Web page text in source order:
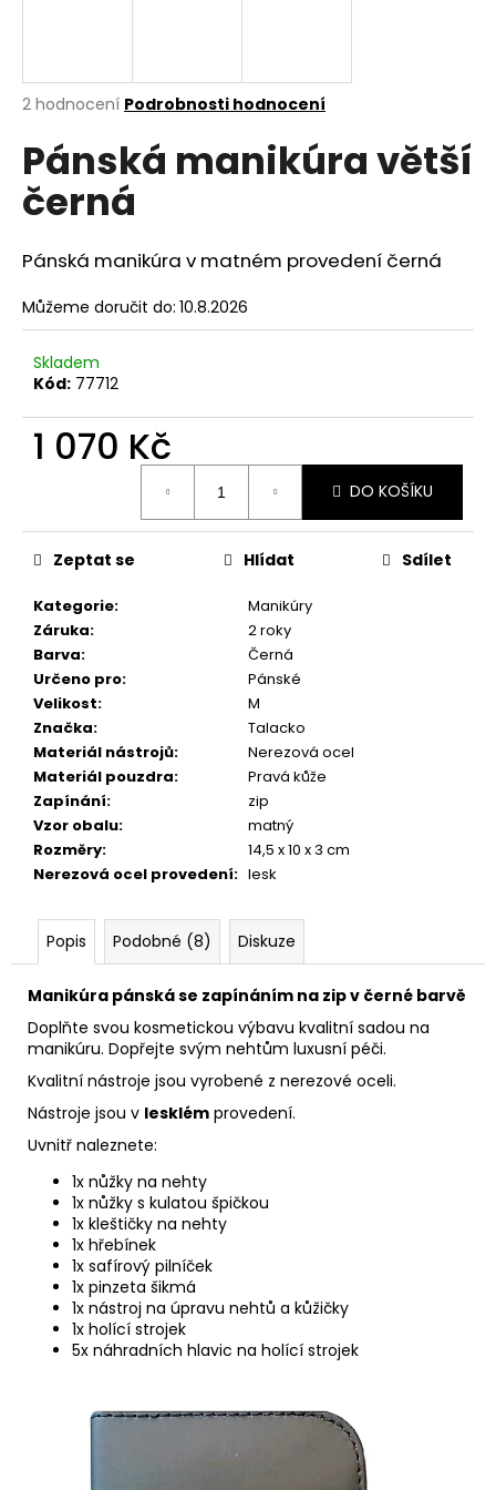
Průměrné
produktu
je
5,0
z
hvězdiček.
2 hodnocení Podrobnosti hodnocení
Pánská manikúra větší
černá
Pánská manikúra v matném provedení černá
Můžeme doručit do: 10.8.2026
Skladem
Kód: 77712
1 070 Kč
DO KOŠÍKU
Kategorie:
Manikúry
Záruka:
2 roky
Barva:
Černá
Určeno pro:
Pánské
Velikost:
M
Značka:
Talacko
Materiál nástrojů:
Nerezová ocel
Materiál pouzdra:
Pravá kůže
Zapínání:
zip
Vzor obalu:
matný
Rozměry:
14,5 x 10 x 3 cm
Nerezová ocel provedení: lesk
Zeptat se Hlídat Sdílet
Popis Podobné (8) Diskuze
Manikúra pánská se zapínáním na zip v černé barvě
Doplňte svou kosmetickou výbavu kvalitní sadou na
manikúru. Dopřejte svým nehtům luxusní péči.
Kvalitní nástroje jsou vyrobené z nerezové oceli.
Nástroje jsou v lesklém provedení.
Uvnitř naleznete:
1x nůžky na nehty
1x nůžky s kulatou špičkou
1x kleštičky na nehty
1x hřebínek
1x safírový pilníček
1x pinzeta šikmá
1x nástroj na úpravu nehtů a kůžičky
1x holící strojek
5x náhradních hlavic na holící strojek
í
t
?
HLEDAT
D
o
o
u
e
m
e